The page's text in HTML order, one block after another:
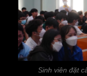
Sinh viên đặt